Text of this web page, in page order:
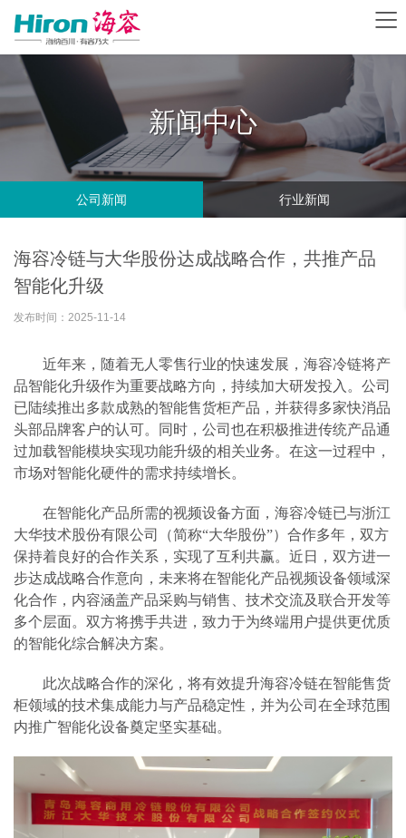
新闻中心
公司新闻 行业新闻
海容冷链与大华股份达成战略合作，共推产品
智能化升级
发布时间：2025-11-14
近年来，随着无人零售行业的快速发展，海容冷链将产
品智能化升级作为重要战略方向，持续加大研发投入。公司
已陆续推出多款成熟的智能售货柜产品，并获得多家快消品
头部品牌客户的认可。同时，公司也在积极推进传统产品通
过加载智能模块实现功能升级的相关业务。在这一过程中，
市场对智能化硬件的需求持续增长。
在智能化产品所需的视频设备方面，海容冷链已与浙江
大华技术股份有限公司（简称“大华股份”）合作多年，双方
保持着良好的合作关系，实现了互利共赢。近日，双方进一
步达成战略合作意向，未来将在智能化产品视频设备领域深
化合作，内容涵盖产品采购与销售、技术交流及联合开发等
多个层面。双方将携手共进，致力于为终端用户提供更优质
的智能化综合解决方案。
此次战略合作的深化，将有效提升海容冷链在智能售货
柜领域的技术集成能力与产品稳定性，并为公司在全球范围
内推广智能化设备奠定坚实基础。